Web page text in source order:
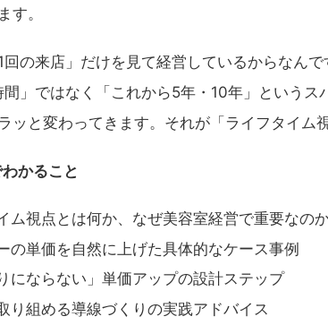
す。
回の来店」だけを見て経営しているからなん
間」ではなく「これから5年・10年」というス
ッと変わってきます。それが「ライフタイム
かること
ム視点とは何か、なぜ美容室経営で重要なの
の単価を自然に上げた具体的なケース事例
にならない」単価アップの設計ステップ
り組める導線づくりの実践アドバイス